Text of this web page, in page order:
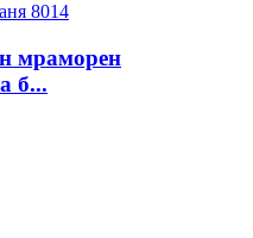
мраморен
б...